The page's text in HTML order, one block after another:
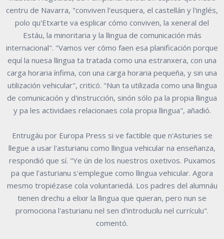
centru de Navarra, "conviven l'eusquera, el castellán y l'inglés,
polo qu'Etxarte va esplicar cómo conviven, la xeneral del
Estáu, la minoritaria y la llingua de comunicación más
internacional". "Vamos ver cómo faen esa planificación porque
equí la nuesa llingua ta tratada como una estranxera, con una
carga horaria ínfima, con una carga horaria pequeña, y sin una
utilización vehicular", criticó. "Nun ta utilizada como una llingua
de comunicación y d'instrucción, sinón sólo pa la propia llingua
y pa les actividaes relacionaes cola propia llingua", añadió.
Entrugáu por Europa Press si ve factible que n'Asturies se
llegue a usar l'asturianu como llingua vehicular na enseñanza,
respondió que sí. "Ye ún de los nuestros oxetivos. Puxamos
pa que l'asturianu s'emplegue como llingua vehicular. Agora
mesmo tropiézase cola voluntariedá. Los padres del alumnáu
tienen drechu a elixir la llingua que quieran, pero nun se
promociona l'asturianu nel sen d'introducilu nel currículu".
comentó.